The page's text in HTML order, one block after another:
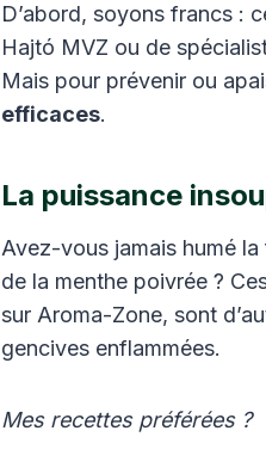
D’abord, soyons francs :
Hajtó MVZ ou de
Mais pour prévenir ou
efficaces.
La puissance
Avez-vous jamais humé
de la menthe poivrée ?
sur Aroma-Zone, sont
gencives enflammées.
Mes recettes préférées ?